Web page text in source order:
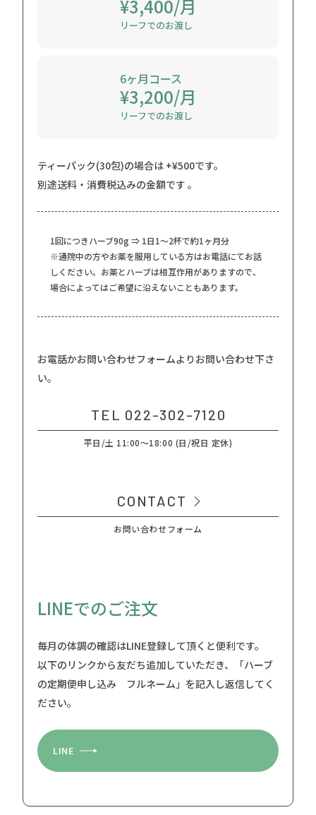
¥3,400/月
リーフでのお渡し
6ヶ月コース
¥3,200/月
リーフでのお渡し
ティーパック(30包)の場合は +¥500です。
別途送料・消費税込みの金額です 。
1回につきハーブ90g ⇒ 1日1～2杯で約1ヶ月分
※通院中の方やお薬を服用している方はお電話にてお話
しください。お薬とハーブは相互作用がありますので、
場合によってはご希望に沿えないこともあります。
お電話かお問い合わせフォームよりお問い合わせ下さ
い。
TEL 022-302-7120
平日/土 11:00～18:00 (日/祝日 定休)
CONTACT
お問い合わせフォーム
LINEでのご注文
毎月の体調の確認はLINE登録して頂くと便利です。
以下のリンクから友だち追加していただき、「ハーブ
の定期便申し込み フルネーム」を記入し返信してく
ださい。
LINE